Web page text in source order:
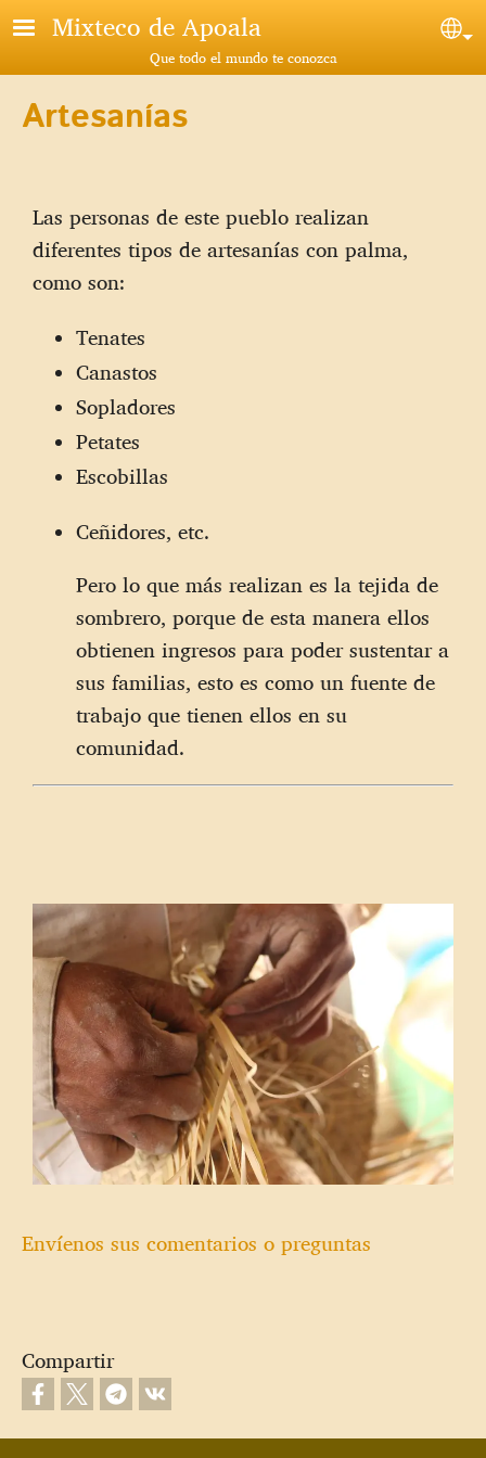
Pasar al contenido principal
Mixteco de Apoala
Que todo el mundo te conozca
Artesanías
Las personas de este pueblo realizan
diferentes tipos de artesanías con palma,
como son:
Tenates
Canastos
Sopladores
Petates
Escobillas
Ceñidores, etc.
Pero lo que más realizan es la tejida de
sombrero, porque de esta manera ellos
obtienen ingresos para poder sustentar a
sus familias, esto es como un fuente de
trabajo que tienen ellos en su
comunidad.
Envíenos sus comentarios o preguntas
Compartir